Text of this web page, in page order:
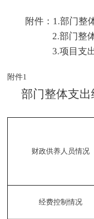
附件：1.部门整
2.部门整
3.项目支
附件1
部门整体支
财政供养人员情况
经费控制情况